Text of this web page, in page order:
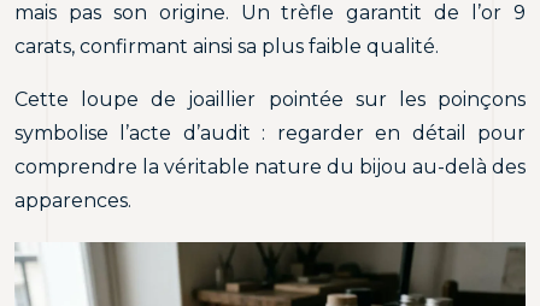
mais pas son origine. Un trèfle garantit de l’or 9
carats, confirmant ainsi sa plus faible qualité.
Cette loupe de joaillier pointée sur les poinçons
symbolise l’acte d’audit : regarder en détail pour
comprendre la véritable nature du bijou au-delà des
apparences.